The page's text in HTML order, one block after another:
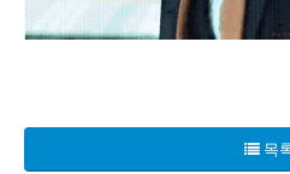
이 커플은 각각 평균 300만 원
“우리의 생활비는 회사에서 제
목